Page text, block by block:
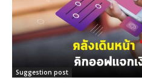
Suggestion post